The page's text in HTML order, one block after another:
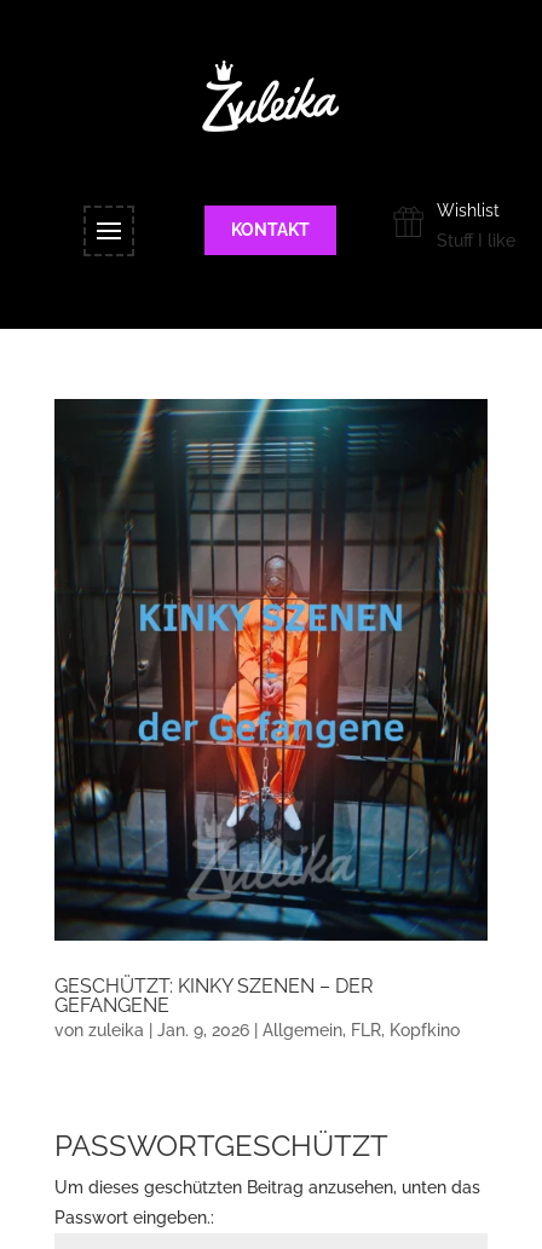
KONTAKT
Wishlist
Stuff I like
GESCHÜTZT: KINKY SZENEN – DER
GEFANGENE
von zuleika Jan. 9, 2026| Allgemein, FLR, Kopfkino
PASSWORTGESCHÜTZT
Um dieses geschützten Beitrag anzusehen, unten das
Passwort eingeben.: